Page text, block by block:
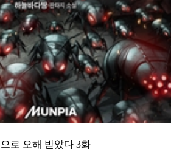
로 오해 받았다 3화